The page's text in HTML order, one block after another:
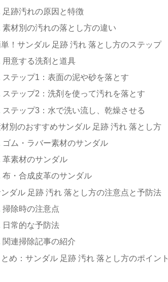
足跡汚れの原因と特徴
素材別の汚れの落とし方の違い
！サンダル 足跡 汚れ 落とし方のステップ
用意する洗剤と道具
ステップ1：表面の泥や砂を落とす
ステップ2：洗剤を使って汚れを落とす
ステップ3：水で洗い流し、乾燥させる
別のおすすめサンダル 足跡 汚れ 落とし方
ゴム・ラバー素材のサンダル
革素材のサンダル
布・合成皮革のサンダル
ダル 足跡 汚れ 落とし方の注意点と予防法
掃除時の注意点
日常的な予防法
関連掃除記事の紹介
とめ：サンダル 足跡 汚れ 落とし方のポイント